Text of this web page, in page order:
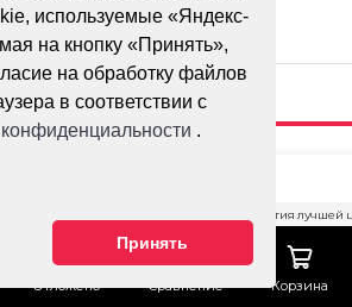
используемые «Яндекс-
на кнопку «Принять»,
на обработку файлов
в соответствии с
.
Принять
Отложено Сравнение Корзина
Гарантия лучшей
Тех. поддержка